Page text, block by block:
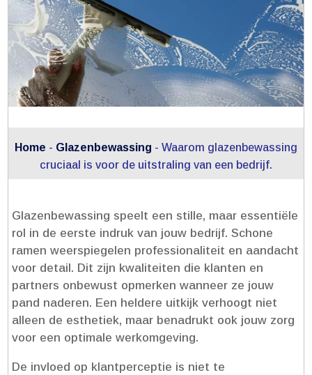
Home - Glazenbewassing - Waarom glazenbewassing
cruciaal is voor de uitstraling van een bedrijf.​
Glazenbewassing speelt een stille, maar essentiële
rol in de eerste indruk van jouw bedrijf.​ Schone
ramen weerspiegelen professionaliteit en aandacht
voor detail.​ Dit zijn kwaliteiten die klanten en
partners onbewust opmerken wanneer ze jouw
pand naderen.​ Een heldere uitkijk verhoogt niet
alleen de esthetiek, maar benadrukt ook jouw zorg
voor een optimale werkomgeving.​
De invloed op klantperceptie is niet te